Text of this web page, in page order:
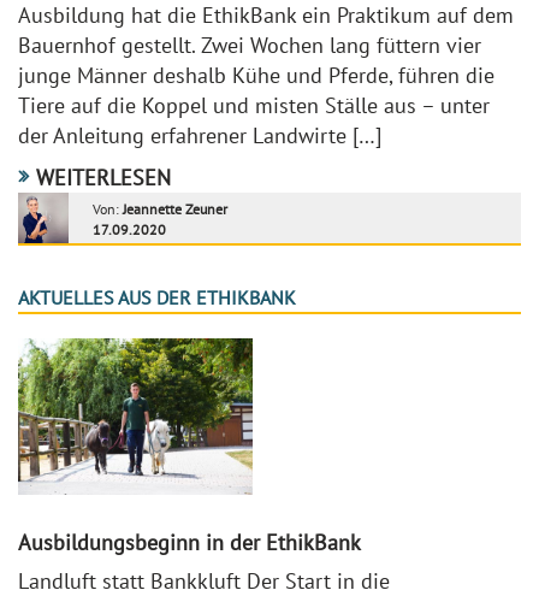
Ausbildung hat die EthikBank ein Praktikum auf dem
Bauernhof gestellt. Zwei Wochen lang füttern vier
junge Männer deshalb Kühe und Pferde, führen die
Tiere auf die Koppel und misten Ställe aus – unter
der Anleitung erfahrener Landwirte […]
WEITERLESEN
Von:Jeannette Zeuner
17.09.2020
AKTUELLES AUS DER ETHIKBANK
Ausbildungsbeginn in der EthikBank
Landluft statt Bankkluft Der Start in die